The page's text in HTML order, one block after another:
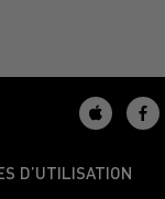
D’UTILISATION